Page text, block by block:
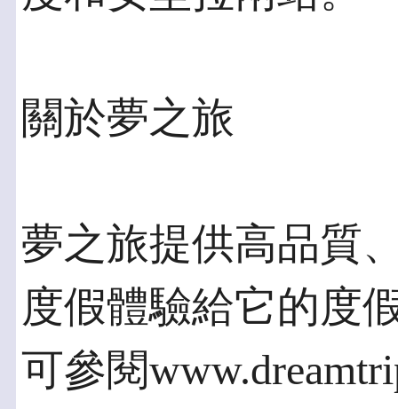
關於夢之旅
夢之旅提供高品質
度假體驗給它的度
可參閱